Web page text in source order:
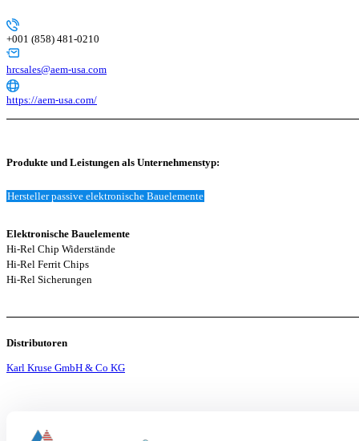
+001 (858) 481-0210
hrcsales@aem-usa.com
https://aem-usa.com/
Produkte und Leistungen als Unternehmenstyp:
Hersteller passive elektronische Bauelemente
Elektronische Bauelemente
Hi-Rel Chip Widerstände
Hi-Rel Ferrit Chips
Hi-Rel Sicherungen
Distributoren
Karl Kruse GmbH & Co KG